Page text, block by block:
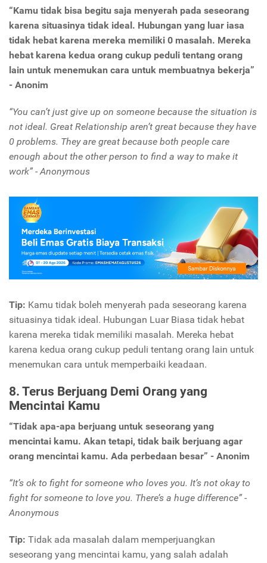
“Kamu tidak bisa begitu saja menyerah pada seseorang
karena situasinya tidak ideal. Hubungan yang luar iasa
tidak hebat karena mereka memiliki 0 masalah. Mereka
hebat karena kedua orang cukup peduli tentang orang
lain untuk menemukan cara untuk membuatnya bekerja”
- Anonim
“You can’t just give up on someone because the situation is
not ideal. Great Relationship aren’t great because they have
0 problems. They are great because both people care
enough about the other person to find a way to make it
work” - Anonymous
Tip: Kamu tidak boleh menyerah pada seseorang karena
situasinya tidak ideal. Hubungan Luar Biasa tidak hebat
karena mereka tidak memiliki masalah. Mereka hebat
karena kedua orang cukup peduli tentang orang lain untuk
menemukan cara untuk memperbaiki keadaan.
8. Terus Berjuang Demi Orang yang
Mencintai Kamu
“Tidak apa-apa berjuang untuk seseorang yang
mencintai kamu. Akan tetapi, tidak baik berjuang agar
orang mencintai kamu. Ada perbedaan besar” - Anonim
“It’s ok to fight for someone who loves you. It’s not okay to
fight for someone to love you. There’s a huge difference” -
Anonymous
Tip: Tidak ada masalah dalam memperjuangkan
seseorang yang mencintai kamu, yang salah adalah